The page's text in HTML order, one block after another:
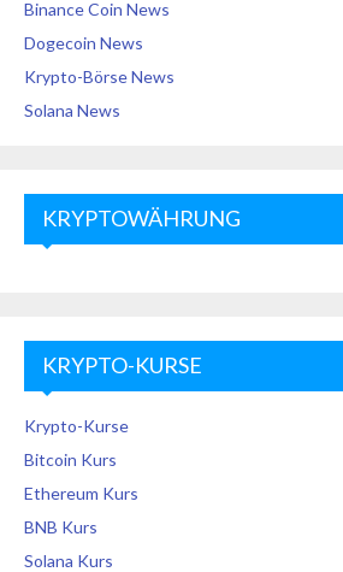
Binance Coin News
Dogecoin News
Krypto-Börse News
Solana News
KRYPTOWÄHRUNG
KRYPTO-KURSE
Krypto-Kurse
Bitcoin Kurs
Ethereum Kurs
BNB Kurs
Solana Kurs